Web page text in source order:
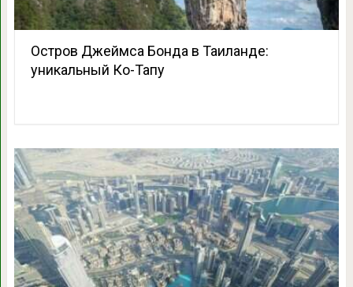
Остров Джеймса Бонда в Таиланде:
уникальный Ко-Тапу